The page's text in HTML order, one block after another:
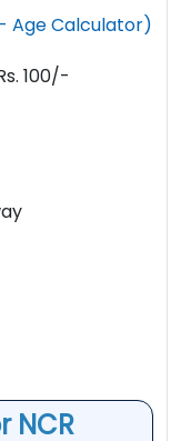
Age Calculator)
100/-
NCR